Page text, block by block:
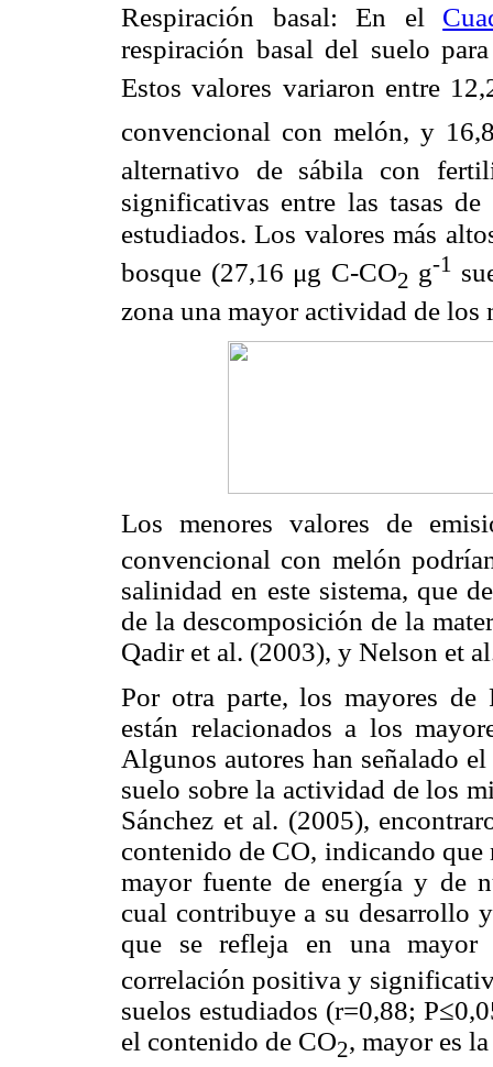
Respiración basal: En el
respiración basal del suelo
Estos valores variaron entre
convencional con melón, y
alternativo de sábila con
significativas entre las tasas
estudiados. Los valores más
bosque (27,16 μg C-CO2 g-1
zona una mayor actividad de
Los menores valores de
convencional con melón
salinidad en este sistema, que
de la descomposición de la
Qadir et al. (2003), y Nelson et
Por otra parte, los mayores
están relacionados a los
Algunos autores han señalado
suelo sobre la actividad de los
Sánchez et al. (2005),
contenido de CO, indicando que
mayor fuente de energía y de
cual contribuye a su desarrollo
que se refleja en una mayor
correlación positiva y
suelos estudiados (r=0,88;
el contenido de CO2, mayor es